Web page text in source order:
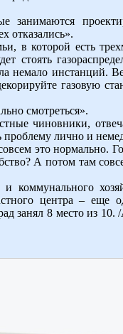
занимаются
отказались».
в которой есть
стоять
немало инстанций.
газовую
смотреться».
чиновники,
проблему лично и
это нормально.
А потом там
коммунального
центра – еще
занял 8 место из 10.